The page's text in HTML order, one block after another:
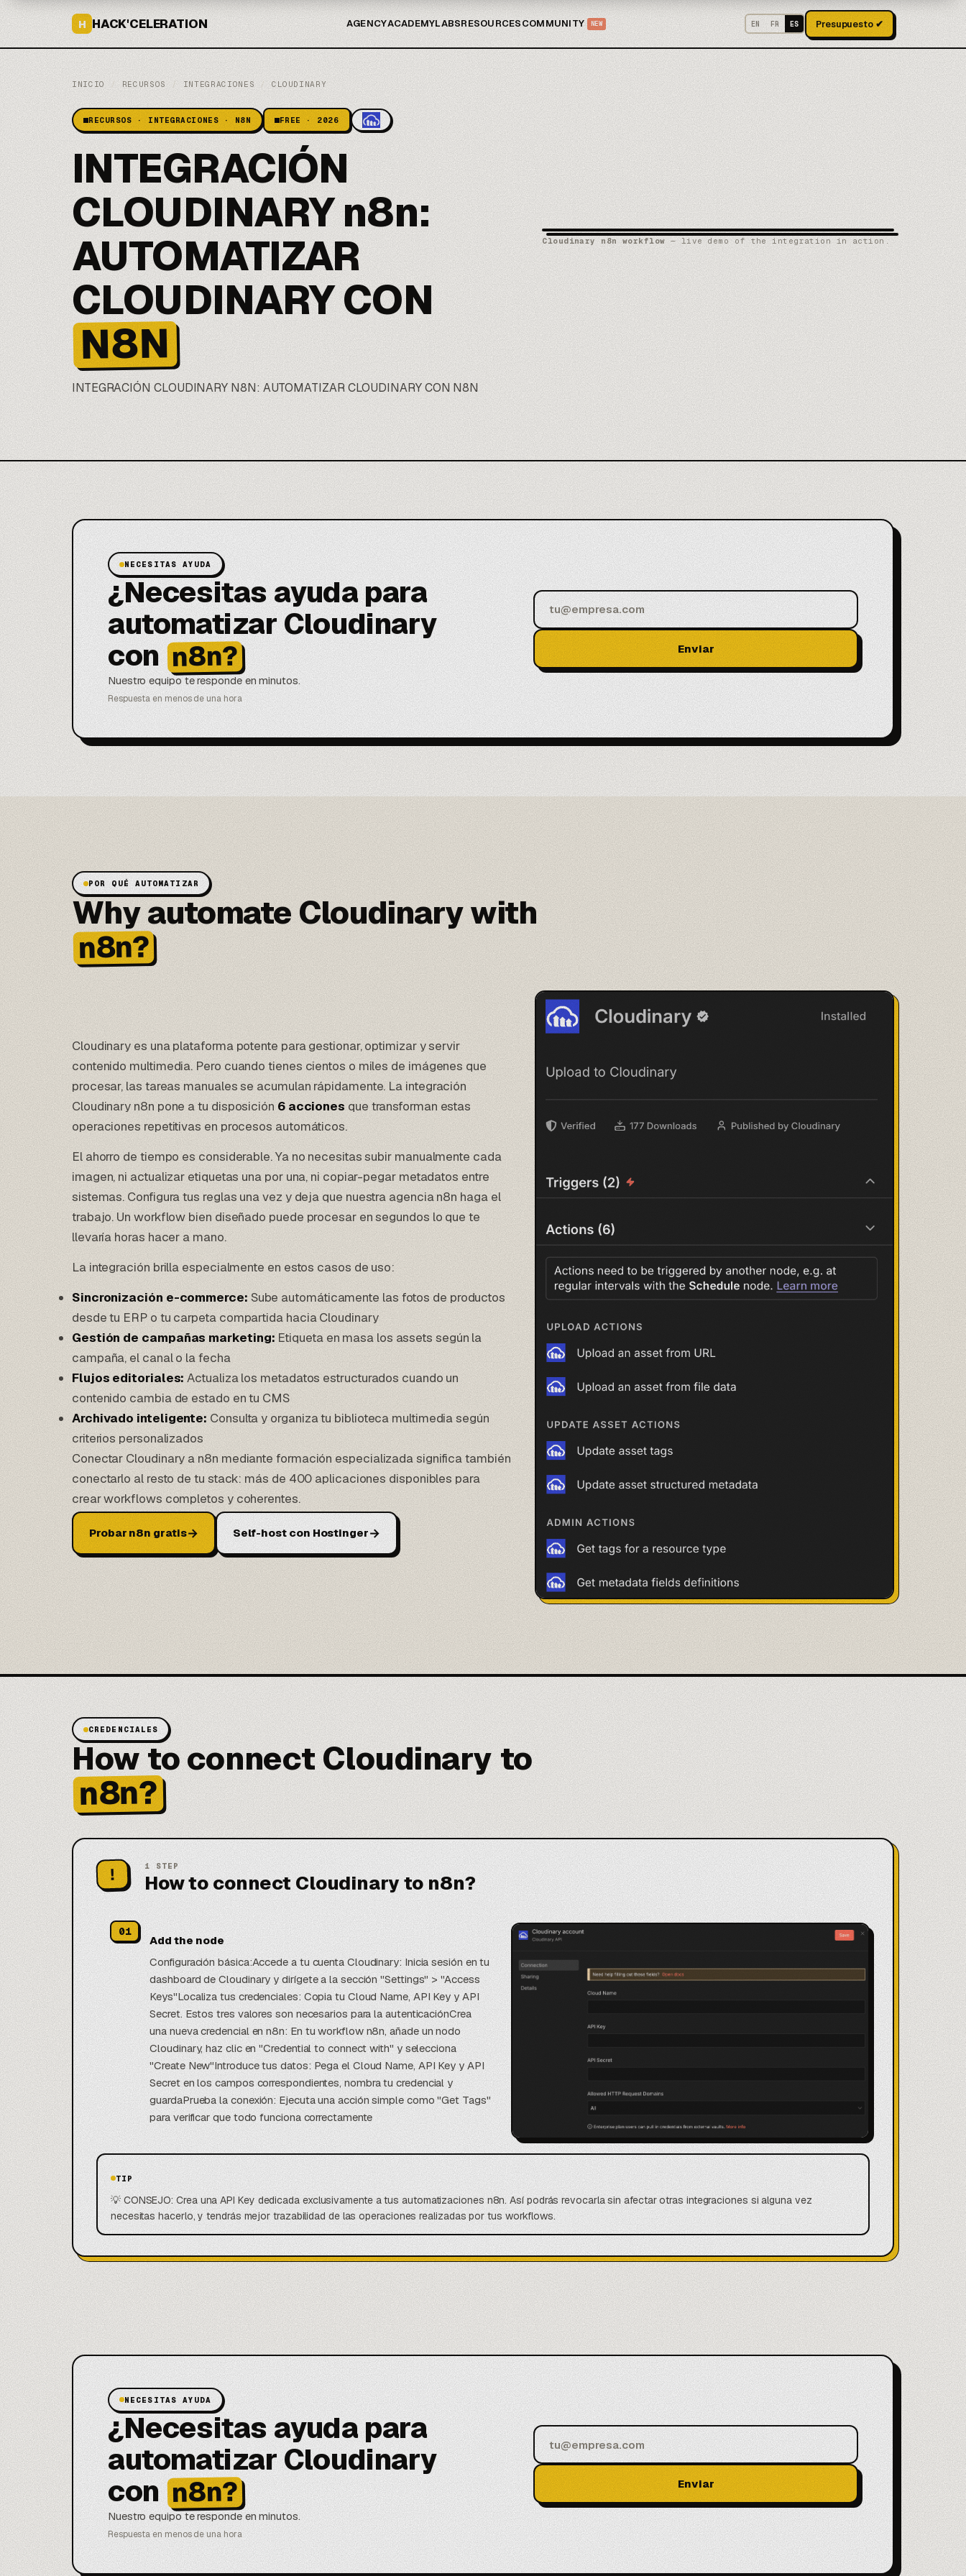
H HACK'CELERATION AGENCYACADEMYLABSRESOURCESCOMMUNITY NEW EN FR ES Presupuesto ✔
INICIO / RECURSOS / INTEGRACIONES / CLOUDINARY
RECURSOS · INTEGRACIONES · N8N FREE · 2026
INTEGRACIÓN
CLOUDINARY n8n:
AUTOMATIZAR
CLOUDINARY CON
N8N
INTEGRACIÓN CLOUDINARYN8N: AUTOMATIZAR CLOUDINARY CON N8N
Cloudinary n8n workflow — live demo of the integration in action.
NECESITAS AYUDA
¿Necesitas ayuda para
automatizar Cloudinary
con n8n?
Nuestro equipo te responde en minutos.
Respuesta en menos de una hora
Enviar
POR QUÉ AUTOMATIZAR
Why automate Cloudinary with
n8n?
Cloudinary es una plataforma potente para gestionar, optimizar y servir
contenido multimedia. Pero cuando tienes cientos o miles de imágenes que
procesar, las tareas manuales se acumulan rápidamente. La integración
Cloudinary n8n pone a tu disposición 6 acciones que transforman estas
operaciones repetitivas en procesos automáticos.
El ahorro de tiempo es considerable. Ya no necesitas subir manualmente cada
imagen, ni actualizar etiquetas una por una, ni copiar-pegar metadatos entre
sistemas. Configura tus reglas una vez y deja que nuestra agencia n8n haga el
trabajo. Un workflow bien diseñado puede procesar en segundos lo que te
llevaría horas hacer a mano.
La integración brilla especialmente en estos casos de uso:
Sincronización e-commerce: Sube automáticamente las fotos de productos
desde tu ERP o tu carpeta compartida hacia Cloudinary
Gestión de campañas marketing: Etiqueta en masa los assets según la
campaña, el canal o la fecha
Flujos editoriales:Actualiza los metadatos estructurados cuando un
contenido cambia de estado en tu CMS
Archivado inteligente: Consulta y organiza tu biblioteca multimedia según
criterios personalizados
Conectar Cloudinary a n8n mediante formación especializadasignifica también
conectarlo al resto de tu stack: más de 400 aplicaciones disponibles para
crear workflows completos y coherentes.
Probar n8n gratis→ Self-host con Hostinger→
CREDENCIALES
How to connect Cloudinary to
n8n?
! 1 STEP
How to connect Cloudinary to n8n?
01
Add the node
Configuración básica:Accede a tu cuenta Cloudinary: Inicia sesión en tu
dashboard de Cloudinary y dirígete a la sección "Settings" > "Access
Keys"Localiza tus credenciales: Copia tu Cloud Name, API Key y API
Secret. Estos tres valores son necesarios para la autenticaciónCrea
una nueva credencial en n8n: En tu workflow n8n, añade un nodo
Cloudinary, haz clic en "Credential to connect with" y selecciona
"Create New"Introduce tus datos: Pega el Cloud Name, API Key y API
Secret en los campos correspondientes, nombra tu credencial y
guardaPrueba la conexión: Ejecuta una acción simple como "Get Tags"
para verificar que todo funciona correctamente
TIP
💡 CONSEJO: Crea una API Key dedicada exclusivamente a tus automatizaciones n8n. Así podrás revocarla sin afectar otras integraciones si alguna vez
necesitas hacerlo, y tendrás mejor trazabilidad de las operaciones realizadas por tus workflows.
NECESITAS AYUDA
¿Necesitas ayuda para
automatizar Cloudinary
con n8n?
Nuestro equipo te responde en minutos.
Respuesta en menos de una hora
Enviar